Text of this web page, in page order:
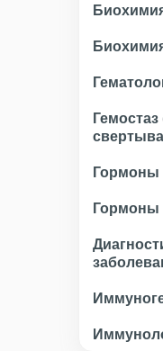
Гормоны
Гормоны